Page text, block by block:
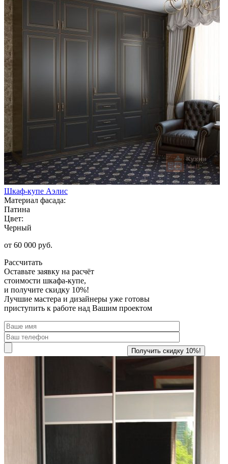
Шкаф-купе Аэлис
Материал фасада:
Патина
Цвет:
Черный
от 60 000 руб.
Рассчитать
Оставьте заявку на расчёт
стоимости шкафа-купе,
и получите скидку 10%!
Лучшие мастера и дизайнеры уже готовы
приступить к работе над Вашим проектом